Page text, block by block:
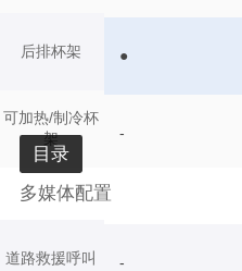
后排杯架
可加热/制冷杯
架
多媒体配置
道路救援呼叫
●
-
-
目录